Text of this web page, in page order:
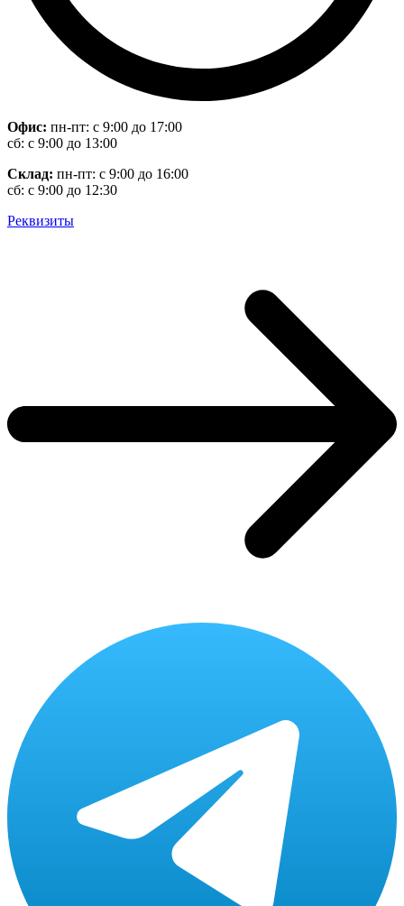
Офис: пн-пт: с 9:00 до 17:00
сб: с 9:00 до 13:00
Склад: пн-пт: с 9:00 до 16:00
сб: с 9:00 до 12:30
Реквизиты